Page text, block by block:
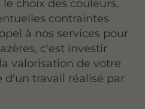
choix des couleurs,
contraintes
à nos services pour
c'est investir
valorisation de votre
d'un travail réalisé par